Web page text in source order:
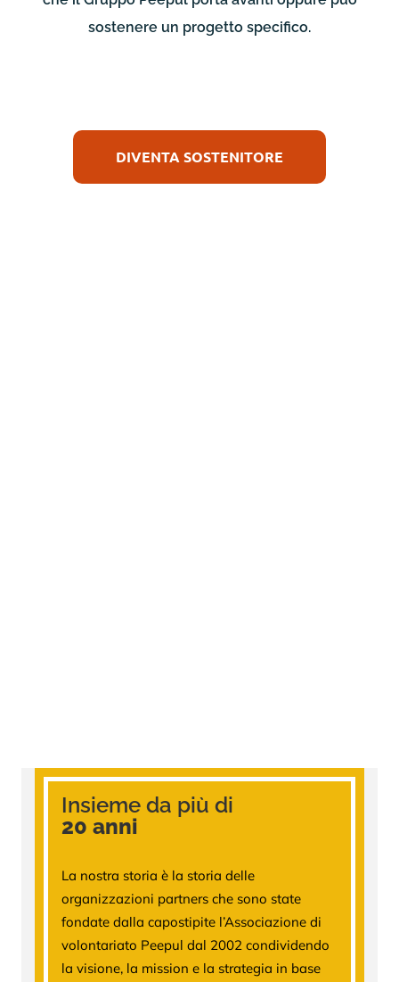
sostenere un progetto specifico.
DIVENTA SOSTENITORE
Insieme da più di
20 anni
La nostra storia è la storia delle
organizzazioni partners che sono state
fondate dalla capostipite l’Associazione di
volontariato Peepul dal 2002 condividendo
la visione, la mission e la strategia in base